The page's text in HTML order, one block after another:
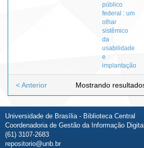
público
federal : um
olhar
sistêmico
da
usabilidade
e
implantação
Mostrando
< Anterior
Universidade de Brasília - Biblioteca Central
Coordenadoria de Gestão da Informação
(61) 3107-2683
repositorio@unb.br